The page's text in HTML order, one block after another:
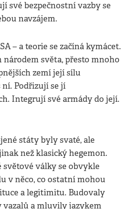
své bezpečnostní vazby se
navzájem.
– a teorie se začíná kymácet.
světa, přesto mnoho
zemí její sílu
ní. Podřizují se jí
Integrují své armády do její.
státy byly svaté, ale
než klasický hegemon.
světové války se obvykle
v něco, co ostatní mohou
a legitimitu. Budovaly
vazalů a mluvily jazykem